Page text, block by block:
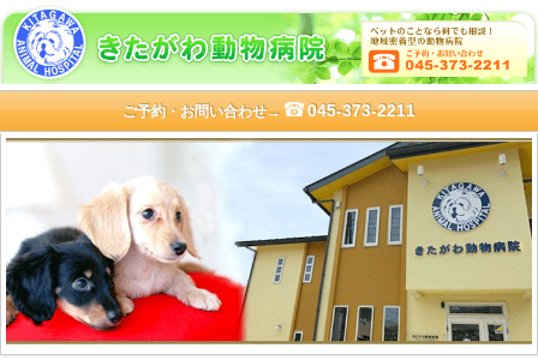
ご予約・お問い合わせ→ 045-373-2211